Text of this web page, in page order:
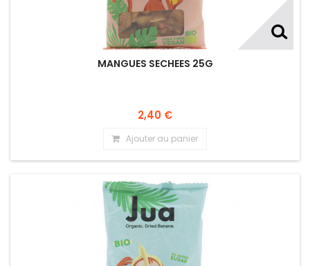
MANGUES SECHEES 25G
2,40 €
Ajouter au panier